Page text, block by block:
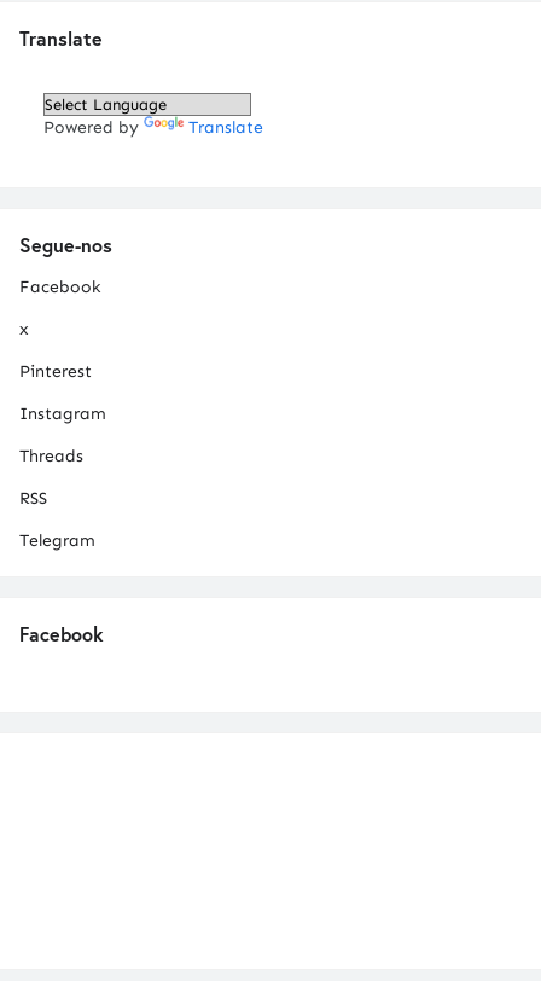
Translate
Powered by Translate
Segue-nos
Facebook
x
Pinterest
Instagram
Threads
RSS
Telegram
Facebook